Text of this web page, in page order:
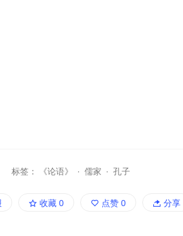
标签： 《论语》 · 儒家 · 孔子
收藏0 点赞 0 分享